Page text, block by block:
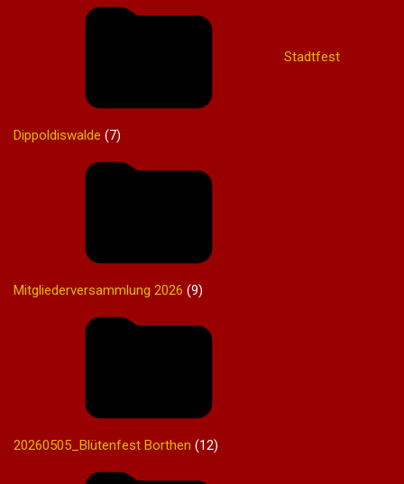
Stadtfest
Dippoldiswalde (7)
Mitgliederversammlung 2026 (9)
20260505_Blütenfest Borthen (12)